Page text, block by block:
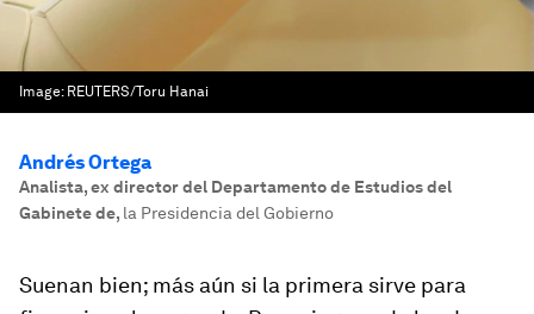
Image: REUTERS/Toru Hanai
Andrés Ortega
Analista, ex director del Departamento de Estudios del
Gabinete de, la Presidencia del Gobierno
Suenan bien; más aún si la primera sirve para